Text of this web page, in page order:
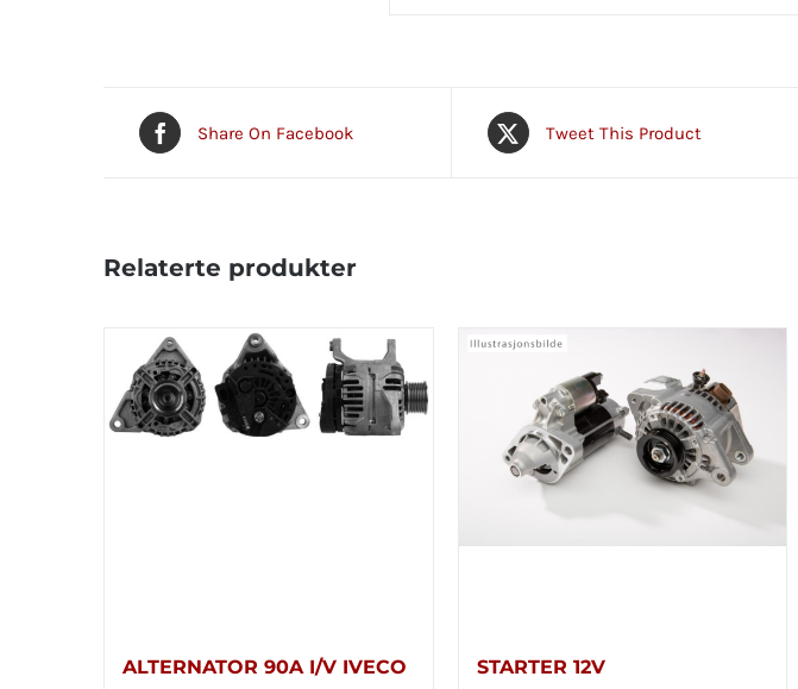
Share On Facebook Tweet This Product
Relaterte produkter
ALTERNATOR 90A I/V IVECO STARTER 12V